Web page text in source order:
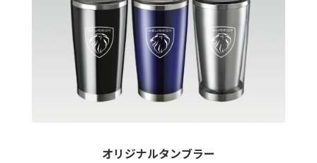
オリジナルタンブラー